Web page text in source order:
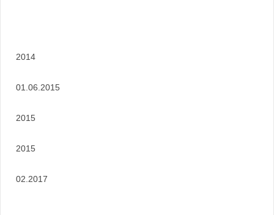
2014
01.06.2015
2015
2015
02.2017